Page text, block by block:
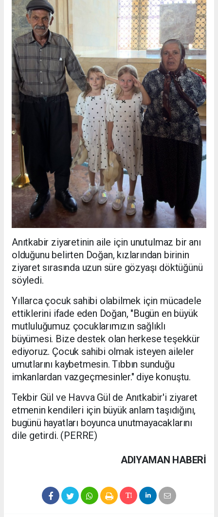
Anıtkabir ziyaretinin aile için unutulmaz bir anı
olduğunu belirten Doğan, kızlarından birinin
ziyaret sırasında uzun süre gözyaşı döktüğünü
söyledi.
Yıllarca çocuk sahibi olabilmek için mücadele
ettiklerini ifade eden Doğan, "Bugün en büyük
mutluluğumuz çocuklarımızın sağlıklı
büyümesi. Bize destek olan herkese teşekkür
ediyoruz. Çocuk sahibi olmak isteyen aileler
umutlarını kaybetmesin. Tıbbın sunduğu
imkanlardan vazgeçmesinler." diye konuştu.
Tekbir Gül ve Havva Gül de Anıtkabir'i ziyaret
etmenin kendileri için büyük anlam taşıdığını,
bugünü hayatları boyunca unutmayacaklarını
dile getirdi. (PERRE)
ADIYAMAN HABERİ